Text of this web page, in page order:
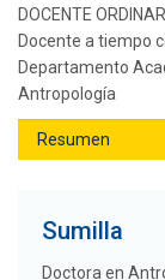
DOCENTE
Docente a tiempo
Departamento
Antropología
Sumilla
Doctora en